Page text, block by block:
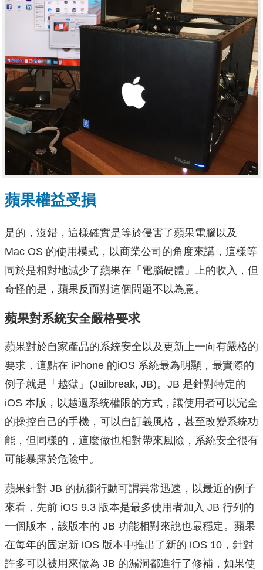
蘋果權益受損
是的，沒錯，這樣確實是等於侵害了蘋果電腦以及
Mac OS 的使用模式，以商業公司的角度來講，這樣等
同於是相對地減少了蘋果在「電腦硬體」上的收入，但
奇怪的是，蘋果反而對這個問題不以為意。
蘋果對系統安全嚴格要求
蘋果對於自家產品的系統安全以及更新上一向有嚴格的
要求，這點在 iPhone 的iOS 系統最為明顯，最實際的
例子就是「越獄」(Jailbreak, JB)。JB 是針對特定的
iOS 本版，以越過系統權限的方式，讓使用者可以完全
的操控自己的手機，可以自訂義風格，甚至改變系統功
能，但同樣的，這麼做也相對帶來風險，系統安全很有
可能暴露於危險中。
蘋果針對 JB 的抗衡行動可謂異常迅速，以最近的例子
來看，先前 iOS 9.3 版本是最多使用者加入 JB 行列的
一個版本，該版本的 JB 功能相對來說也最穩定。蘋果
在每年的固定新 iOS 版本中推出了新的 iOS 10，針對
許多可以被用來做為 JB 的漏洞都進行了修補，如果使